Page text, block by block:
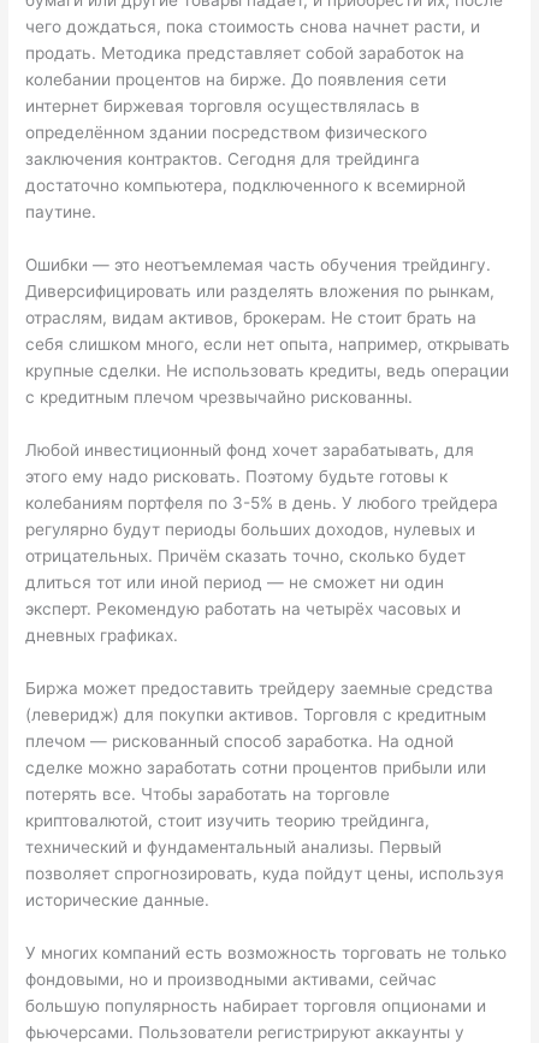
чего дождаться, пока стоимость снова начнет расти, и
продать. Методика представляет собой заработок на
колебании процентов на бирже. До появления сети
интернет биржевая торговля осуществлялась в
определённом здании посредством физического
заключения контрактов. Сегодня для трейдинга
достаточно компьютера, подключенного к всемирной
паутине.
Ошибки — это неотъемлемая часть обучения трейдингу.
Диверсифицировать или разделять вложения по рынкам,
отраслям, видам активов, брокерам. Не стоит брать на
себя слишком много, если нет опыта, например, открывать
крупные сделки. Не использовать кредиты, ведь операции
с кредитным плечом чрезвычайно рискованны.
Любой инвестиционный фонд хочет зарабатывать, для
этого ему надо рисковать. Поэтому будьте готовы к
колебаниям портфеля по 3-5% в день. У любого трейдера
регулярно будут периоды больших доходов, нулевых и
отрицательных. Причём сказать точно, сколько будет
длиться тот или иной период — не сможет ни один
эксперт. Рекомендую работать на четырёх часовых и
дневных графиках.
Биржа может предоставить трейдеру заемные средства
(леверидж) для покупки активов. Торговля с кредитным
плечом — рискованный способ заработка. На одной
сделке можно заработать сотни процентов прибыли или
потерять все. Чтобы заработать на торговле
криптовалютой, стоит изучить теорию трейдинга,
технический и фундаментальный анализы. Первый
позволяет спрогнозировать, куда пойдут цены, используя
исторические данные.
У многих компаний есть возможность торговать не только
фондовыми, но и производными активами, сейчас
большую популярность набирает торговля опционами и
фьючерсами. Пользователи регистрируют аккаунты у